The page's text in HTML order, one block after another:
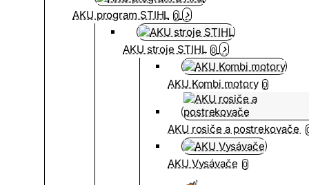
AKU program STIHL 0
AKU stroje STIHL 0
AKU Kombi motory 0
AKU rosiče a postrekovače
AKU Vysávače 0